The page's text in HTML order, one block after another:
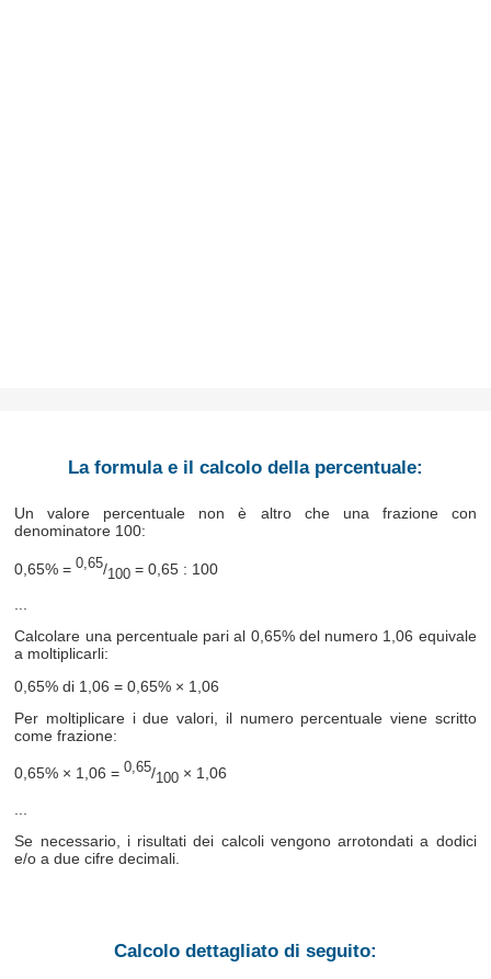
La formula e il calcolo della percentuale:
Un valore percentuale non è altro che una frazione con
denominatore 100:
0,65% =0,65/100 = 0,65 : 100
...
Calcolare una percentuale pari al 0,65% del numero 1,06 equivale
a moltiplicarli:
0,65% di 1,06 = 0,65% × 1,06
Per moltiplicare i due valori, il numero percentuale viene scritto
come frazione:
0,65% × 1,06 =0,65/100 × 1,06
Se necessario, i risultati dei calcoli vengono arrotondati a dodici
e/o a due cifre decimali.
Calcolo dettagliato di seguito: